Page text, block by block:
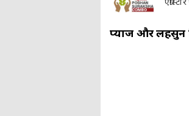
प्याज और लहसुन